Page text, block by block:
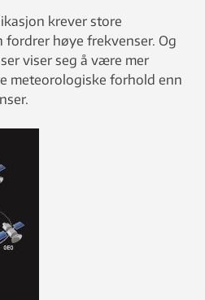
krever store
fordrer høye frekvenser. Og
viser seg å være mer
meteorologiske forhold enn